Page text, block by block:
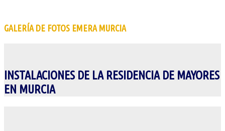
GALERÍA DE FOTOS EMERA MURCIA
INSTALACIONES DE LA RESIDENCIA DE MAYORES
EN MURCIA